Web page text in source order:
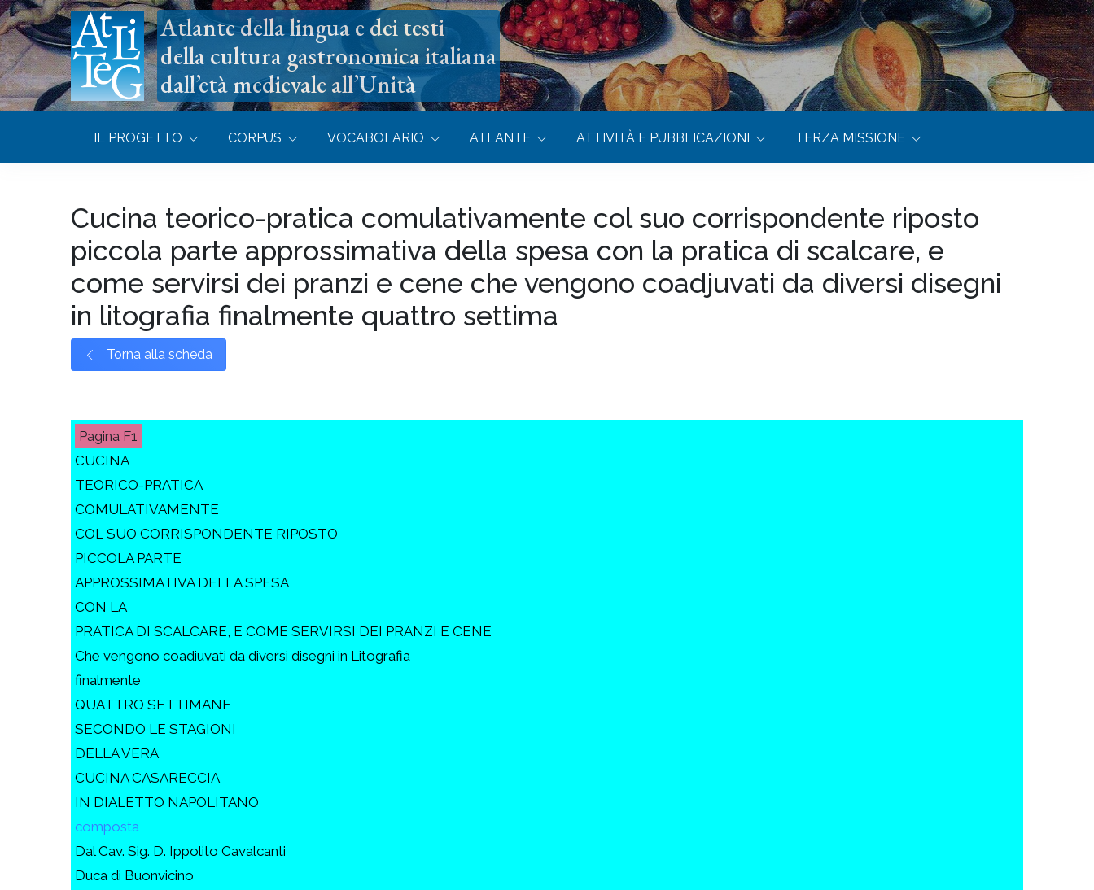
Atlante della lingua e dei testi
della cultura gastronomica italiana
dall’età medievale all’Unità
IL PROGETTO CORPUS VOCABOLARIO ATLANTE ATTIVITÀ E PUBBLICAZIONI TERZA MISSIONE
Cucina teorico-pratica comulativamente col suo corrispondente riposto
piccola parte approssimativa della spesa con la pratica di scalcare, e
come servirsi dei pranzi e cene che vengono coadjuvati da diversi disegni
in litografia finalmente quattro settima
Torna alla scheda
F1
CUCINA
TEORICO-PRATICA
COMULATIVAMENTE
COL SUO CORRISPONDENTE RIPOSTO
PICCOLA PARTE
APPROSSIMATIVA DELLA SPESA
CON LA
PRATICA DI SCALCARE, E COME SERVIRSI DEI PRANZI E CENE
Che vengono coadiuvati da diversi disegni in Litografia
finalmente
QUATTRO SETTIMANE
SECONDO LE STAGIONI
DELLA VERA
CUCINA CASARECCIA
IN DIALETTO NAPOLITANO
composta
Dal Cav. Sig. D. Ippolito Cavalcanti
Duca di Buonvicino